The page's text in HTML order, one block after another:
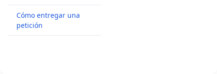
Cómo entregar una
petición